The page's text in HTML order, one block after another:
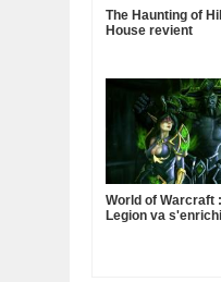
The Haunting of Hill
House revient
World of Warcraft :
Legion va